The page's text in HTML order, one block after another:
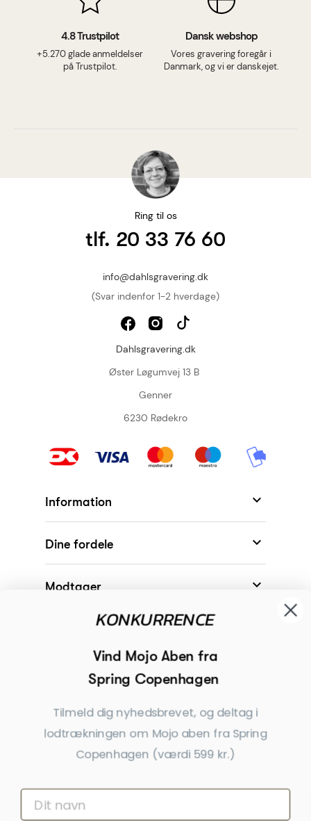
4.8 Trustpilot
+5.270 glade anmeldelser
på Trustpilot.
Dansk webshop
Vores gravering foregår i
Danmark, og vi er danskejet.
Ring til os
tlf. 20 33 76 60
info@dahlsgravering.dk
(Svar indenfor 1-2 hverdage)
Dahlsgravering.dk
Øster Løgumvej 13 B
Genner
6230 Rødekro
Information 
Dine fordele 
Modtager 
Begivenheder
Inspiration
Tilmeld dig nyhedsbrevet
Få nyheder, tips og tilbud før andre
*Ved at indsende denne formular accepterer jeg, at de indtastede data bruges af Dahls
KONKURRENCE
Spring Copenhagen
Tilmeld dig nyhedsbrevet, og deltag i
lodtrækningen om Mojo aben fra Spring
Copenhagen (værdi 599 kr.)